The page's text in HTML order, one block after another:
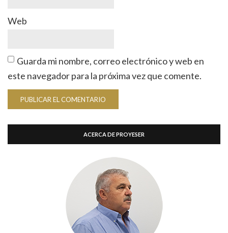
Web
Guarda mi nombre, correo electrónico y web en
este navegador para la próxima vez que comente.
ACERCA DE PROYESER